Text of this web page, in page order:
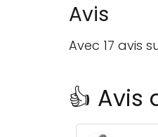
Avis
Avec 17 avis
👍 Avis